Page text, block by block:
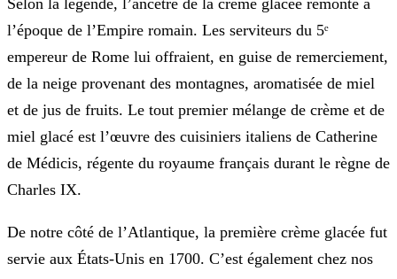
Selon la légende, l’ancêtre de la crème glacée remonte à
l’époque de l’Empire romain. Les serviteurs du 5ᵉ
empereur de Rome lui offraient, en guise de remerciement,
de la neige provenant des montagnes, aromatisée de miel
et de jus de fruits. Le tout premier mélange de crème et de
miel glacé est l’œuvre des cuisiniers italiens de Catherine
de Médicis, régente du royaume français durant le règne de
Charles IX.
De notre côté de l’Atlantique, la première crème glacée fut
servie aux États-Unis en 1700. C’est également chez nos